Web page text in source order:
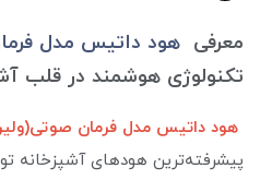
معرفی هود داتیس مدل
تکنولوژی هوشمند در قلب
هود داتیس مدل فرمان
پیشرفته‌ترین هودهای آشپزخانه